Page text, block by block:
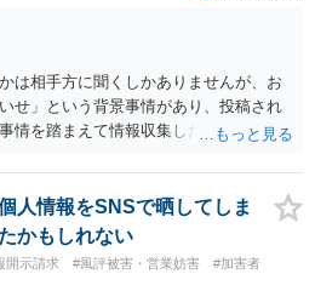
は相手方に聞くしかありませんが、お
せ」という背景事情があり、投稿され
情を踏まえて情報収集した結果、この
まったことで「答え合わせ」になって
。 相手方の動きについても、相手方次
公開の場で回答するには情報が乏し
ことは事案の特定に繋がってしまうの
よいです。
人情報をSNSで晒してしま
かもしれない
開示請求 #風評被害・営業妨害
#加害者